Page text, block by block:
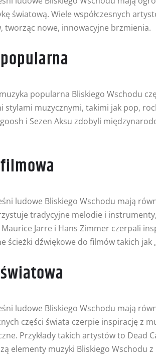
światową. Wiele współczesnych
tworząc nowe, innowacyjne brzmienia.
popularna Bliskiego Wschodu
stylami muzycznymi, takimi jak pop,
i Sezen Aksu zdobyli
ludowe Bliskiego Wschodu mają
tradycyjne melodie i
Jarre i Hans Zimmer czerpali
ścieżki dźwiękowe do filmów takich jak
ludowe Bliskiego Wschodu mają
części świata czerpie inspirację z
Przykłady takich artystów to Dead
elementy muzyki Bliskiego Wschodu